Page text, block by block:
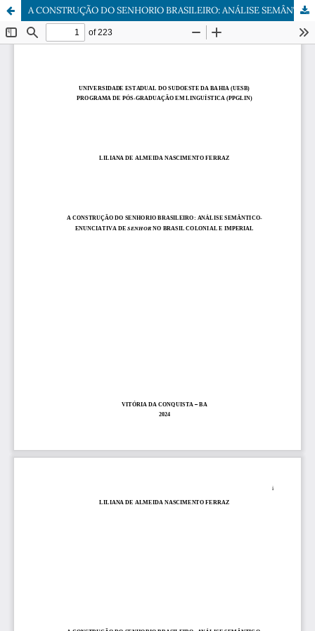
A CONSTRUÇÃO DO SENHORIO BRASILEIRO: ANÁLISE SEMÂNTICO-ENUNCIATIVA DE SENHOR NO BRASIL COLONIAL E IMPERIAL